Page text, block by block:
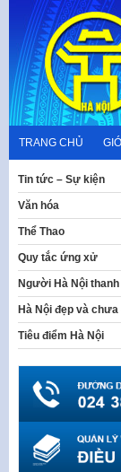
content
TRANG CHỦ
Tin tức – Sự kiện
Văn hóa
Thể Thao
Quy tắc ứng xử
Người Hà Nội
Hà Nội đẹp và chưa
Tiêu điểm Hà Nội